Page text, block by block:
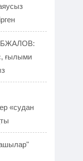
ғылыми
«судан